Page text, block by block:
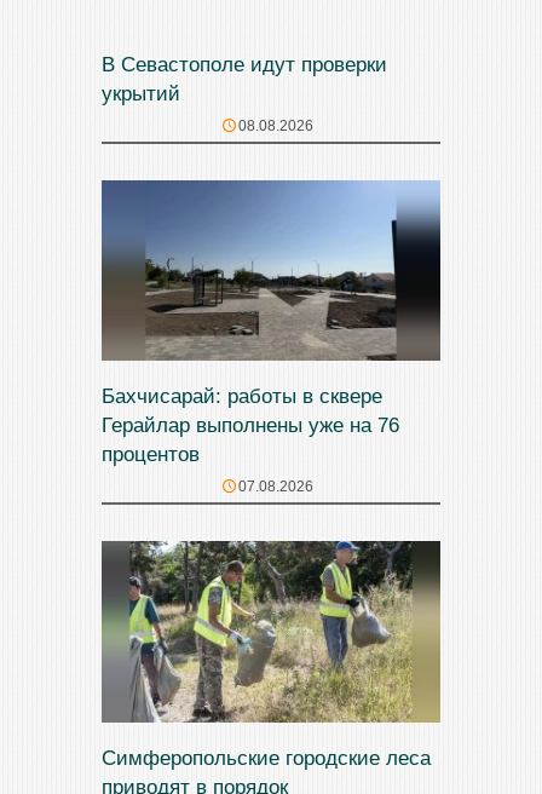
В Севастополе идут проверки
укрытий
08.08.2026
Бахчисарай: работы в сквере
Герайлар выполнены уже на 76
процентов
07.08.2026
Симферопольские городские леса
приводят в порядок